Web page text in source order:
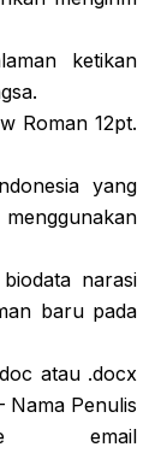
ketikan
Roman 12pt.
yang
narasi
baru pada
atau .docx
Nama Penulis
email